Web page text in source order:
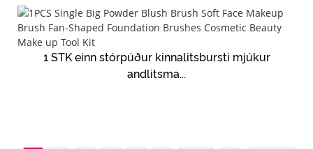
1 STK einn stórpúður kinnalitsbursti mjúkur
andlitsma...